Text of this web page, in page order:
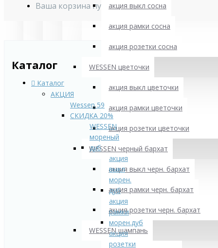
Ваша корзина пуста!акция выкл сосна
акция рамки сосна
акция розетки сосна
WESSEN цветочки
акция выкл цветочки
акция рамки цветочки
акция розетки цветочки
WESSEN черный бархат
акция выкл черн. бархат
акция рамки черн. бархат
акция розетки черн. бархат
WESSEN шампань
Каталог
Каталог
АКЦИЯ
Wessen 59
СКИДКА 20%
WESSEN
мореный
дуб
акция
выкл
морен.
дуб
акция
рамки
морен.дуб
акция
розетки